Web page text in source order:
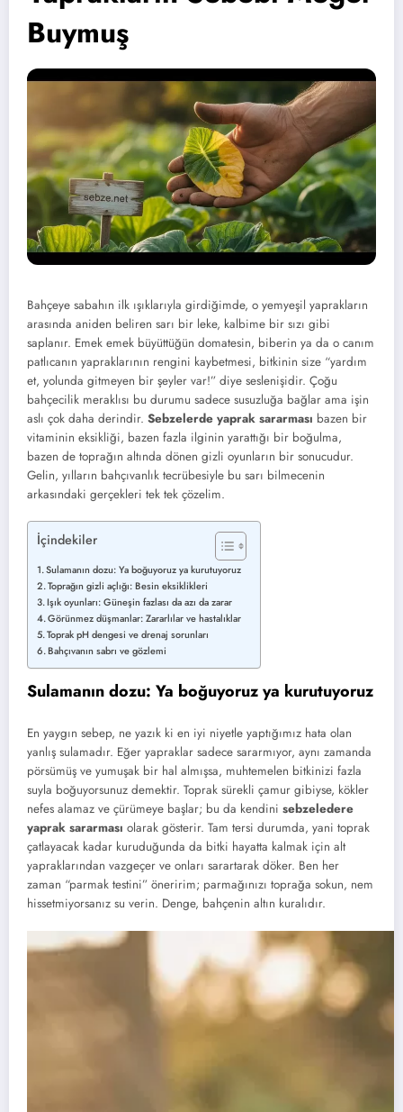
Buymuş
Bahçeye sabahın ilk ışıklarıyla girdiğimde, o yemyeşil yaprakların
arasında aniden beliren sarı bir leke, kalbime bir sızı gibi
saplanır. Emek emek büyüttüğün domatesin, biberin ya da o canım
patlıcanın yapraklarının rengini kaybetmesi, bitkinin size “yardım
et, yolunda gitmeyen bir şeyler var!” diye seslenişidir. Çoğu
bahçecilik meraklısı bu durumu sadece susuzluğa bağlar ama işin
aslı çok daha derindir. Sebzelerde yaprak sararması bazen bir
vitaminin eksikliği, bazen fazla ilginin yarattığı bir boğulma,
bazen de toprağın altında dönen gizli oyunların bir sonucudur.
Gelin, yılların bahçıvanlık tecrübesiyle bu sarı bilmecenin
arkasındaki gerçekleri tek tek çözelim.
İçindekiler
Sulamanın dozu: Ya boğuyoruz ya kurutuyoruz
Toprağın gizli açlığı: Besin eksiklikleri
Işık oyunları: Güneşin fazlası da azı da zarar
Görünmez düşmanlar: Zararlılar ve hastalıklar
Toprak pH dengesi ve drenaj sorunları
Bahçıvanın sabrı ve gözlemi
Sulamanın dozu: Ya boğuyoruz ya kurutuyoruz
En yaygın sebep, ne yazık ki en iyi niyetle yaptığımız hata olan
yanlış sulamadır. Eğer yapraklar sadece sararmıyor, aynı zamanda
pörsümüş ve yumuşak bir hal almışsa, muhtemelen bitkinizi fazla
suyla boğuyorsunuz demektir. Toprak sürekli çamur gibiyse, kökler
nefes alamaz ve çürümeye başlar; bu da kendini sebzeledere
yaprak sararması olarak gösterir. Tam tersi durumda, yani toprak
çatlayacak kadar kuruduğunda da bitki hayatta kalmak için alt
yapraklarından vazgeçer ve onları sarartarak döker. Ben her
zaman “parmak testini” öneririm; parmağınızı toprağa sokun, nem
hissetmiyorsanız su verin. Denge, bahçenin altın kuralıdır.